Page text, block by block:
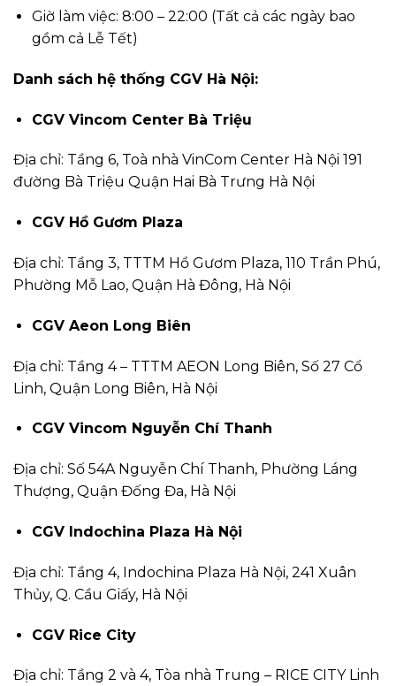
Giờ làm việc: 8:00 – 22:00 (Tất cả các ngày bao
gồm cả Lễ Tết)
Danh sách hệ thống CGV Hà Nội:
CGV Vincom Center Bà Triệu
Địa chỉ: Tầng 6, Toà nhà VinCom Center Hà Nội 191
đường Bà Triệu Quận Hai Bà Trưng Hà Nội
CGV Hồ Gươm Plaza
Địa chỉ: Tầng 3, TTTM Hồ Gươm Plaza, 110 Trần Phú,
Phường Mỗ Lao, Quận Hà Đông, Hà Nội
CGV Aeon Long Biên
Địa chỉ: Tầng 4 – TTTM AEON Long Biên, Số 27 Cổ
Linh, Quận Long Biên, Hà Nội
CGV Vincom Nguyễn Chí Thanh
Địa chỉ: Số 54A Nguyễn Chí Thanh, Phường Láng
Thượng, Quận Đống Đa, Hà Nội
CGV Indochina Plaza Hà Nội
Địa chỉ: Tầng 4, Indochina Plaza Hà Nội, 241 Xuân
Thủy, Q. Cầu Giấy, Hà Nội
CGV Rice City
Địa chỉ: Tầng 2 và 4, Tòa nhà Trung – RICE CITY Linh